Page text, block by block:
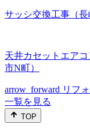
サッシ交換工事（長
天井カセットエア
市N町）
arrow_forward リフ
一覧を見る
TOP